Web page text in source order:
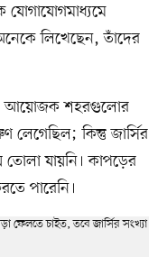
যোগাযোগমাধ্যমে
লিখেছেন, তাঁদের
আয়োজক শহরগুলোর
লেগেছিল; কিন্তু জার্সির
যায়নি। কাপড়ের
পারেনি।